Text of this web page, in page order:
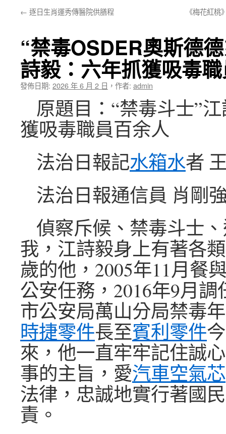
← 逐日生肖運秀傳醫院供膳程 《梅花紅
“禁毒OSDER奧斯德
詩毅：六年抓獲吸毒
發佈日期: 2026 年 6 月 2 日 ， 作者: admin
原題目：“禁毒斗士”
獲吸毒職員百余人
法治日報記水箱水者
法治日報通信員 肖剛
偵察斥候、禁毒斗士
我，江詩毅身上有著各
歲的他，2005年11月餐
公安任務，2016年9月
市公安局萬山分局禁毒
時捷零件長至賓利零件
來，他一直牢牢記住誠
事的主旨，愛汽車空氣芯
法律，忠誠地實行著國
責。